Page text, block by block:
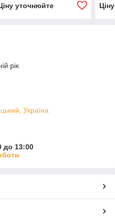
уточнюйте
рік
Україна
до 13:00